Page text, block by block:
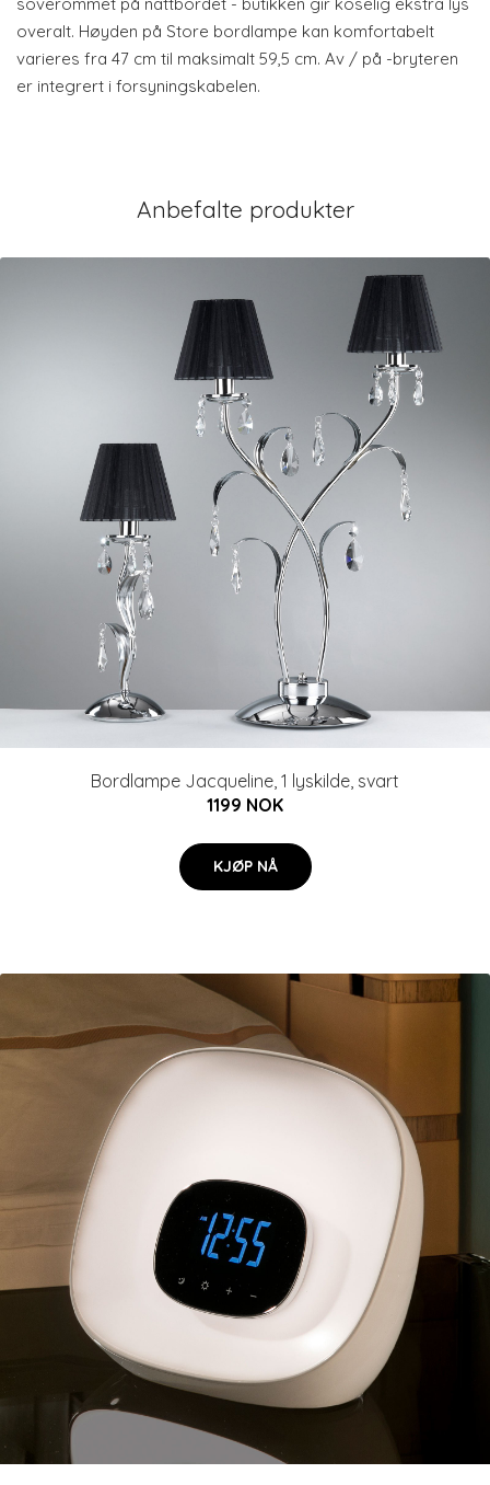
overalt. Høyden på Store bordlampe kan komfortabelt
varieres fra 47 cm til maksimalt 59,5 cm. Av / på -bryteren
er integrert i forsyningskabelen.
Anbefalte produkter
Bordlampe Jacqueline, 1 lyskilde, svart
1199 NOK
KJØP NÅ